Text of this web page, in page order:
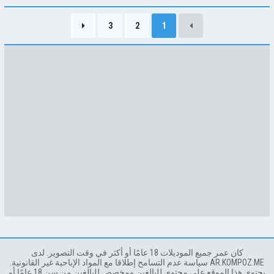
1
2
3
كان عمر جميع الموديلات 18 عامًا أو أكثر في وقت التصوير. لدى
AR.KOMPOZ.ME سياسة عدم التسامح إطلاقا مع المواد الإباحية غير القانونية.
يحتوي هذا الموقع على محتوى للبالغين ومخصص للبالغين من سن 18 عامًا أو